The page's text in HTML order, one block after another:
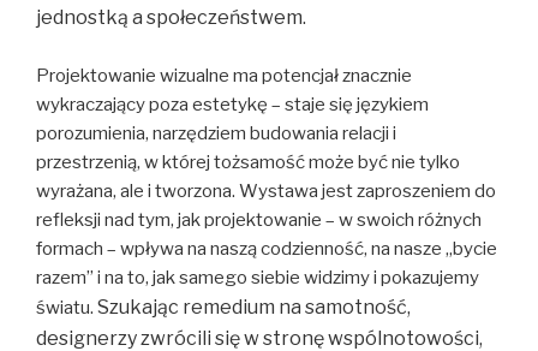
jednostką a społeczeństwem.
Projektowanie wizualne ma potencjał znacznie
wykraczający poza estetykę – staje się językiem
porozumienia, narzędziem budowania relacji i
przestrzenią, w której tożsamość może być nie tylko
wyrażana, ale i tworzona. Wystawa jest zaproszeniem do
refleksji nad tym, jak projektowanie – w swoich różnych
formach – wpływa na naszą codzienność, na nasze „bycie
razem” i na to, jak samego siebie widzimy i pokazujemy
światu. Szukając remedium na samotność,
designerzy zwrócili się w stronę wspólnotowości,